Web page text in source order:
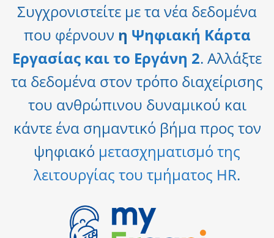
Συγχρονιστείτε με τα νέα δεδομένα
που φέρνουν η Ψηφιακή Κάρτα
Εργασίας και το Εργάνη 2. Αλλάξτε
τα δεδομένα στον τρόπο διαχείρισης
του ανθρώπινου δυναμικού και
κάντε ένα σημαντικό βήμα προς τον
ψηφιακό μετασχηματισμό της
λειτουργίας του τμήματος HR.